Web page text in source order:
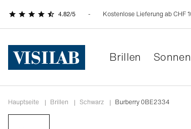
Kostenlose Lieferung ab CHF
Brillen
Hauptseite | Brillen | schwarz | Burberry 0BE2334